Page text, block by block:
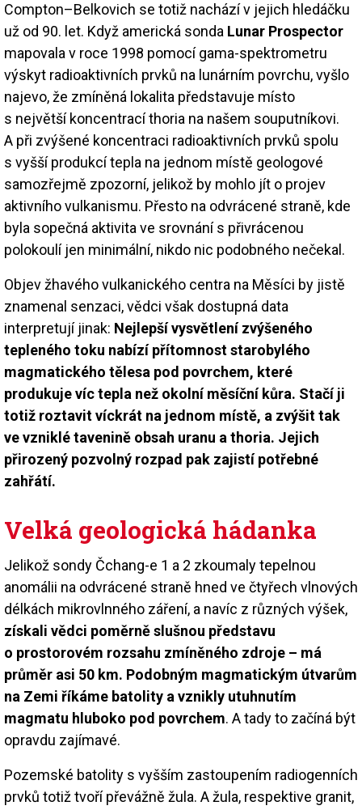
Compton–Belkovich se totiž nachází v jejich hledáčku
už od 90. let. Když americká sonda Lunar Prospector
mapovala v roce 1998 pomocí gama-spektro­metru
výskyt radioaktivních prvků na lunárním povrchu, vyšlo
najevo, že zmíněná lokalita představuje místo
s největší koncentrací thoria na našem souputníkovi.
A při zvýšené koncentraci radioaktivních prvků spolu
s vyšší produkcí tepla na jednom místě geologové
samozřejmě zpozorní, jelikož by mohlo jít o projev
aktivního vulkanismu. Přesto na odvrácené straně, kde
byla sopečná aktivita ve srovnání s přivrácenou
polokoulí jen minimální, nikdo nic podobného nečekal.
Objev žhavého vulkanického centra na Měsíci by jistě
znamenal senzaci, vědci však dostupná data
interpretují jinak: Nejlepší vysvětlení zvýšeného
tepleného toku nabízí přítomnost starobylého
magmatického tělesa pod povrchem, které
produkuje víc tepla než okolní měsíční kůra. Stačí ji
totiž roztavit víckrát na jednom místě, a zvýšit tak
ve vzniklé tavenině obsah uranu a thoria. Jejich
přirozený pozvolný rozpad pak zajistí potřebné
zahřátí.
Velká geologická hádanka
Jelikož sondy Čchang-e 1 a 2 zkoumaly tepelnou
anomálii na odvrácené straně hned ve čtyřech vlnových
délkách mikrovlnného záření, a navíc z různých výšek,
získali vědci poměrně slušnou představu
o prostorovém rozsahu zmíněného zdroje – má
průměr asi 50 km. Podobným magmatickým útvarům
na Zemi říkáme batolity a vznikly utuhnutím
magmatu hluboko pod povrchem. A tady to začíná být
opravdu zajímavé.
Pozemské batolity s vyšším zastoupením radiogenních
prvků totiž tvoří převážně žula. A žula, respektive granit,